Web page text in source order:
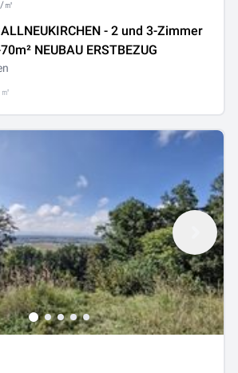
㎡
- 2 und 3-Zimmer
NEUBAU ERSTBEZUG